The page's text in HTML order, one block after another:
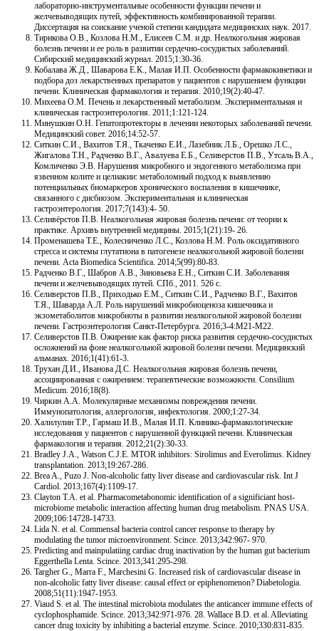
лабораторно-инструментальные особенности функции печени и
желчевыводящих путей, эффективность комбинированной терапии.
Диссертация на соискание ученой степени кандидата медицинских наук. 2017.
Тирикова О.В., Козлова Н.М., Елисеев С.М. и др. Неалкогольная жировая
болезнь печени и ее роль в развитии сердечно-сосудистых заболеваний.
Сибирский медицинский журнал. 2015;1:30-36.
Кобалава Ж.Д., Шаварова Е.К., Малая И.П. Особенности фармакокинетики и
подбора доз лекарственных препаратов у пациентов с нарушением функции
печени. Клиническая фармакология и терапия. 2010;19(2):40-47.
Михеева О.М. Печень и лекарственный метаболизм. Экспериментальная и
клиническая гастроэнтерология. 2011;1:121-124.
Минушкин О.Н. Гепатопротекторы в лечении некоторых заболеваний печени.
Медицинский совет. 2016;14:52-57.
Ситкин С.И., Вахитов Т.Я., Ткаченко Е.И., Лазебник Л.Б., Орешко Л.С.,
Жигалова Т.Н., Радченко В.Г., Авалуева Е.Б., Селиверстов П.В., Утсаль В.А.,
Комличенко Э.В. Нарушения микробного и эндогенного метаболизма при
язвенном колите и целиакии: метаболомный подход к выявлению
потенциальных биомаркеров хронического воспаления в кишечнике,
связанного с дисбиозом. Экспериментальная и клиническая
гастроэнтерология. 2017;7(143):4- 50.
Селивёрстов П.В. Неалкогольная жировая болезнь печени: от теории к
практике. Архивъ внутренней медицины. 2015;1(21):19- 26.
Променашева Т.Е., Колесниченко Л.С., Козлова Н.М. Роль оксидативного
стресса и системы глутатиона в патогенезе неалкогольной жировой болезни
печени. Acta Biomedica Scientifica. 2014;5(99):80-83.
Радченко В.Г., Шабров А.В., Зиновьева Е.Н., Ситкин С.И. Заболевания
печени и желчевыводящих путей. СПб., 2011. 526 с.
Селиверстов П.В., Приходько Е.М., Ситкин С.И., Радченко В.Г., Вахитов
Т.Я., Шаварда А.Л. Роль нарушений микробиоценоза кишечника и
экзометаболитов микробиоты в развитии неалкогольной жировой болезни
печени. Гастроэнтерология Санкт-Петербурга. 2016;3-4:M21-M22.
Селиверстов П.В. Ожирение как фактор риска развития сердечно-сосудистых
осложнений на фоне неалкогольной жировой болезни печени. Медицинский
альманах. 2016;1(41):61-3.
Трухан Д.И., Иванова Д.С. Неалкогольная жировая болезнь печени,
ассоциированная с ожирением: терапевтические возможности. Consilium
Medicum. 2016;18(8).
Чиркин А.А. Молекулярные механизмы повреждения печени.
Иммунопатология, аллергология, инфектология. 2000;1:27-34.
Халилулин Т.Р., Гармаш И.В., Малая И.П. Клинико-фармакологические
исследования у пациентов с нарушенной функцией печени. Клиническая
фармакология и терапия. 2012;21(2):30-33.
Bradley J.A., Watson C.J.E. MTOR inhibitors: Sirolimus and Everolimus. Kidney
transplantation. 2013;19:267-286.
Brea A., Puzo J. Non-alcoholic fatty liver disease and cardiovascular risk. Int J
Cardiol. 2013;167(4):1109-17.
Clayton T.A. et al. Pharmacometabonomic identification of a significiant host-
microbiome metabolic interaction affecting human drug metabolism. PNAS USA.
2009;106:14728-14733.
Lida N. et al. Commensal bacteria control cancer response to therapy by
modulating the tumor microenvironment. Scince. 2013;342:967- 970.
Predicting and mainpulatiing cardiac drug inactivation by the human gut bacterium
Eggerthella Lenta. Scince. 2013;341:295-298.
Targher G., Marra F., Marchesini G. Increased risk of cardiovascular disease in
non-alcoholic fatty liver disease: causal effect or epiphenomenon? Diabetologia.
2008;51(11):1947-1953.
Viaud S. et al. The intestinal microbiota modulates the anticancer immune effects of
cyclophosphamide. Scince. 2013;342:971-976. 28. Wallace B.D. et al. Alleviating
cancer drug toxicity by inhibiting a bacterial enzyme. Scince. 2010;330:831-835.